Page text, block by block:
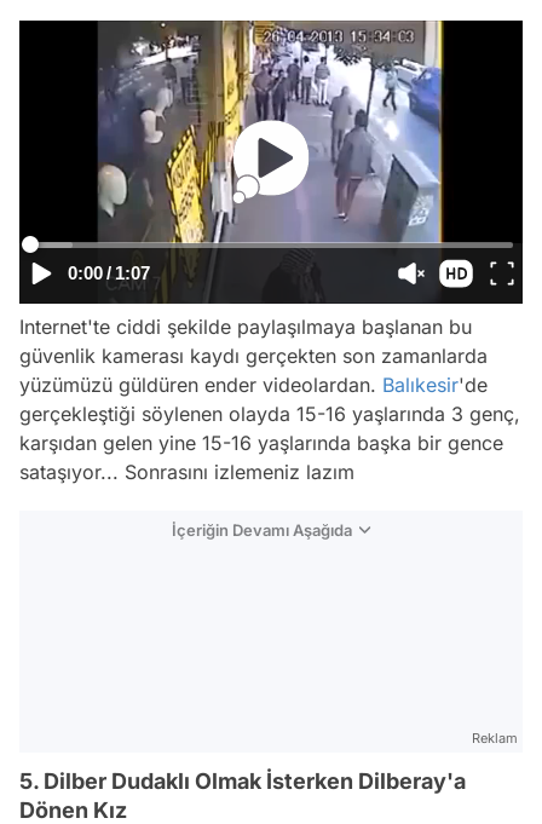
0:00/ 1:07
Internet'te ciddi şekilde paylaşılmaya başlanan bu
güvenlik kamerası kaydı gerçekten son zamanlarda
yüzümüzü güldüren ender videolardan. Balıkesir'de
gerçekleştiği söylenen olayda 15-16 yaşlarında 3 genç,
karşıdan gelen yine 15-16 yaşlarında başka bir gence
sataşıyor... Sonrasını izlemeniz lazım
İçeriğin Devamı Aşağıda
Reklam
5. Dilber Dudaklı Olmak İsterken Dilberay'a
Dönen Kız